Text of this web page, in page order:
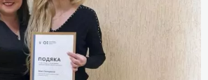
₴6290
Детальніше